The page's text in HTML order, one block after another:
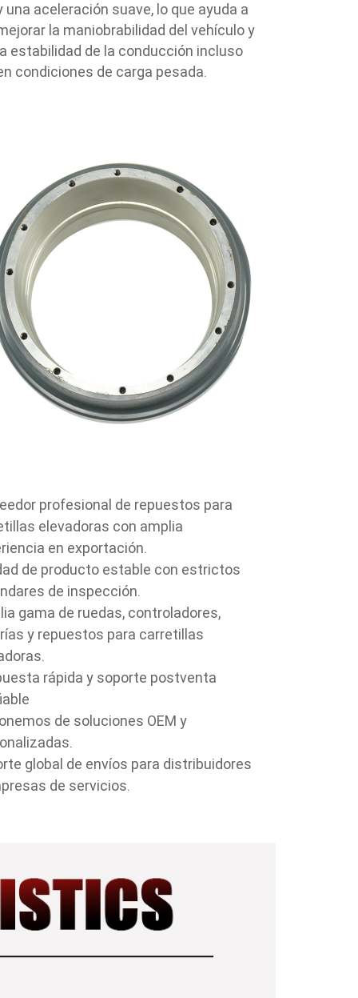
una aceleración suave, lo que ayuda a
la maniobrabilidad del vehículo y
estabilidad de la conducción incluso
condiciones de carga pesada.
profesional de repuestos para
elevadoras con amplia
en exportación.
de producto estable con estrictos
de inspección.
gama de ruedas, controladores,
y repuestos para carretillas
rápida y soporte postventa
de soluciones OEM y
global de envíos para distribuidores
de servicios.